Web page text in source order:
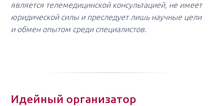
является телемедицинской консультацией, не имеет
юридической силы и преследует лишь научные цели
и обмен опытом среди специалистов.
Идейный организатор